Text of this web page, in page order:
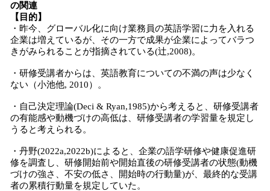
の関連
【目的】
・昨今、グローバル化に向け業務員の英語学習に力を入れる
企業は増えているが、その一方で成果が企業によってバラつ
きがみられることが指摘されている(辻,2008)。
・研修受講者からは、英語教育についての不満の声は少なく
ない（小池他, 2010）。
・自己決定理論(Deci & Ryan,1985)から考えると、研修受講者
の有能感や動機づけの高低は、研修受講者の学習量を規定し
うると考えられる。
・丹野(2022a,2022b)によると、企業の語学研修や健康促進研
修を調査し、研修開始前や開始直後の研修受講者の状態(動機
づけの強さ、不安の低さ、開始時の行動量)が、最終的な受講
者の累積行動量を規定していた。